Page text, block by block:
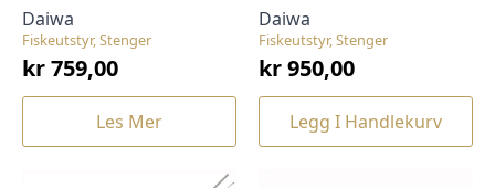
Fiskeutstyr, Stenger
Daiwa
kr759,00
Les Mer
Fiskeutstyr, Stenger
Daiwa
kr950,00
Legg I Handlekurv